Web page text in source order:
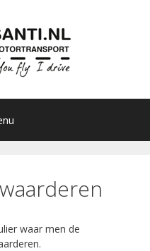
waar men de